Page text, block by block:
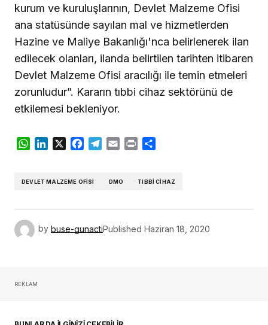
kurum ve kuruluşlarının, Devlet Malzeme Ofisi
ana statüsünde sayılan mal ve hizmetlerden
Hazine ve Maliye Bakanlığı'nca belirlenerek ilan
edilecek olanları, ilanda belirtilen tarihten itibaren
Devlet Malzeme Ofisi aracılığı ile temin etmeleri
zorunludur”. Kararın tıbbi cihaz sektörünü de
etkilemesi bekleniyor.
WhatsApp
LinkedIn
X Facebook
Telegram
Email Print
DEVLET MALZEME OFISI DMO TIBBI CIHAZ
by buse-gunactiPublished Haziran 18, 2020
REKLAM